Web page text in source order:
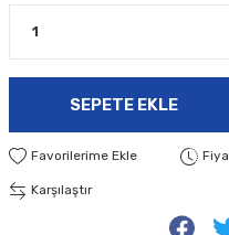
SEPETE EKLE
Karşılaştır